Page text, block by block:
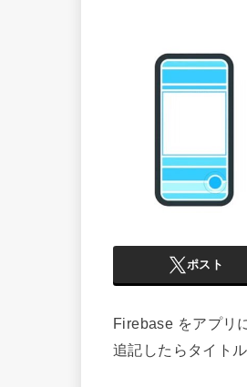
ポスト
Firebase をアプリ
追記したらタイト